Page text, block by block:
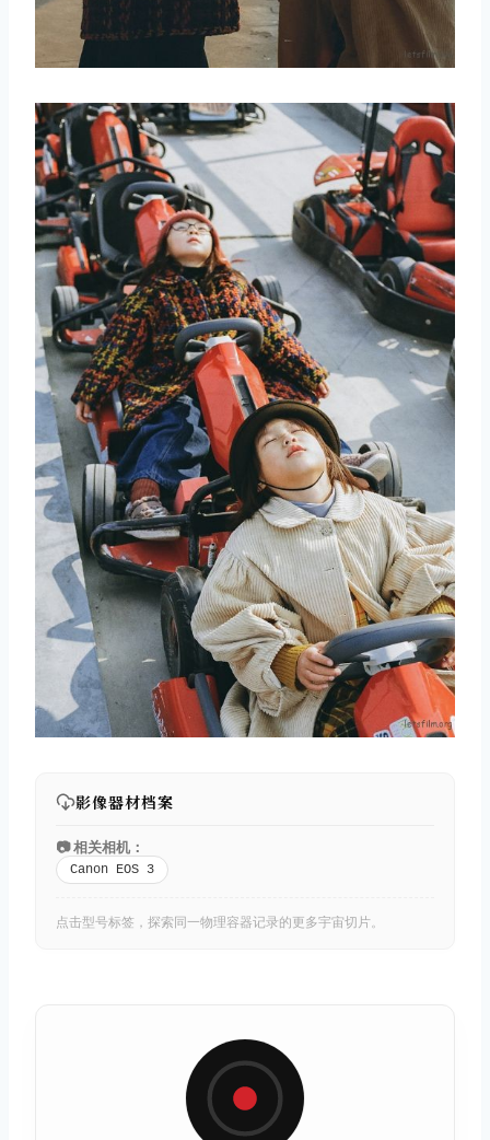
影像器材档案
📷 相关相机：
Canon EOS 3
点击型号标签，探索同一物理容器记录的更多宇宙切片。